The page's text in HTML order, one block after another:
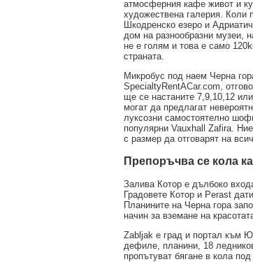
атмосферния кафе живот и
художествена галерия. Коли
Шкодренско езеро и
дом на разнообразни музеи,
не е голям и това е само
страната.
Микробус под наем Черна
SpecialtyRentACar.com,
ще се настаните 7,9,10,12
могат да предлагат
луксозни самостоятелно
популярни Vauxhall Zafira.
с размер да отговарят на
Препоръчва се кола
Залива Котор е дълбоко
Градовете Котор и Perast
Планините на Черна гора
начин за вземане на
Zabljak е град и портал към
дефиле, планини, 18
пропътуват бягане в кола под